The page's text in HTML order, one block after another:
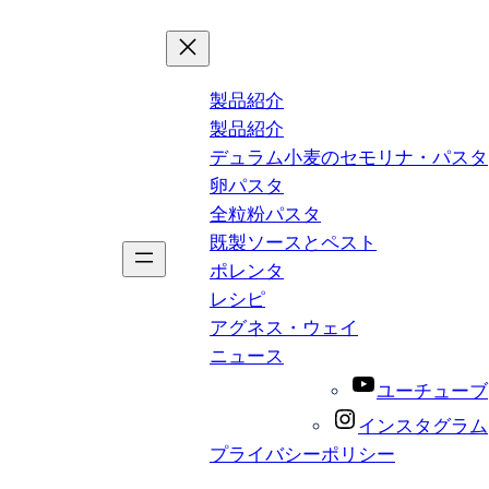
製品紹介
製品紹介
デュラム小麦のセモリナ・パスタ
卵パスタ
全粒粉パスタ
既製ソースとペスト
ポレンタ
レシピ
アグネス・ウェイ
ニュース
ユーチューブ
インスタグラム
プライバシーポリシー